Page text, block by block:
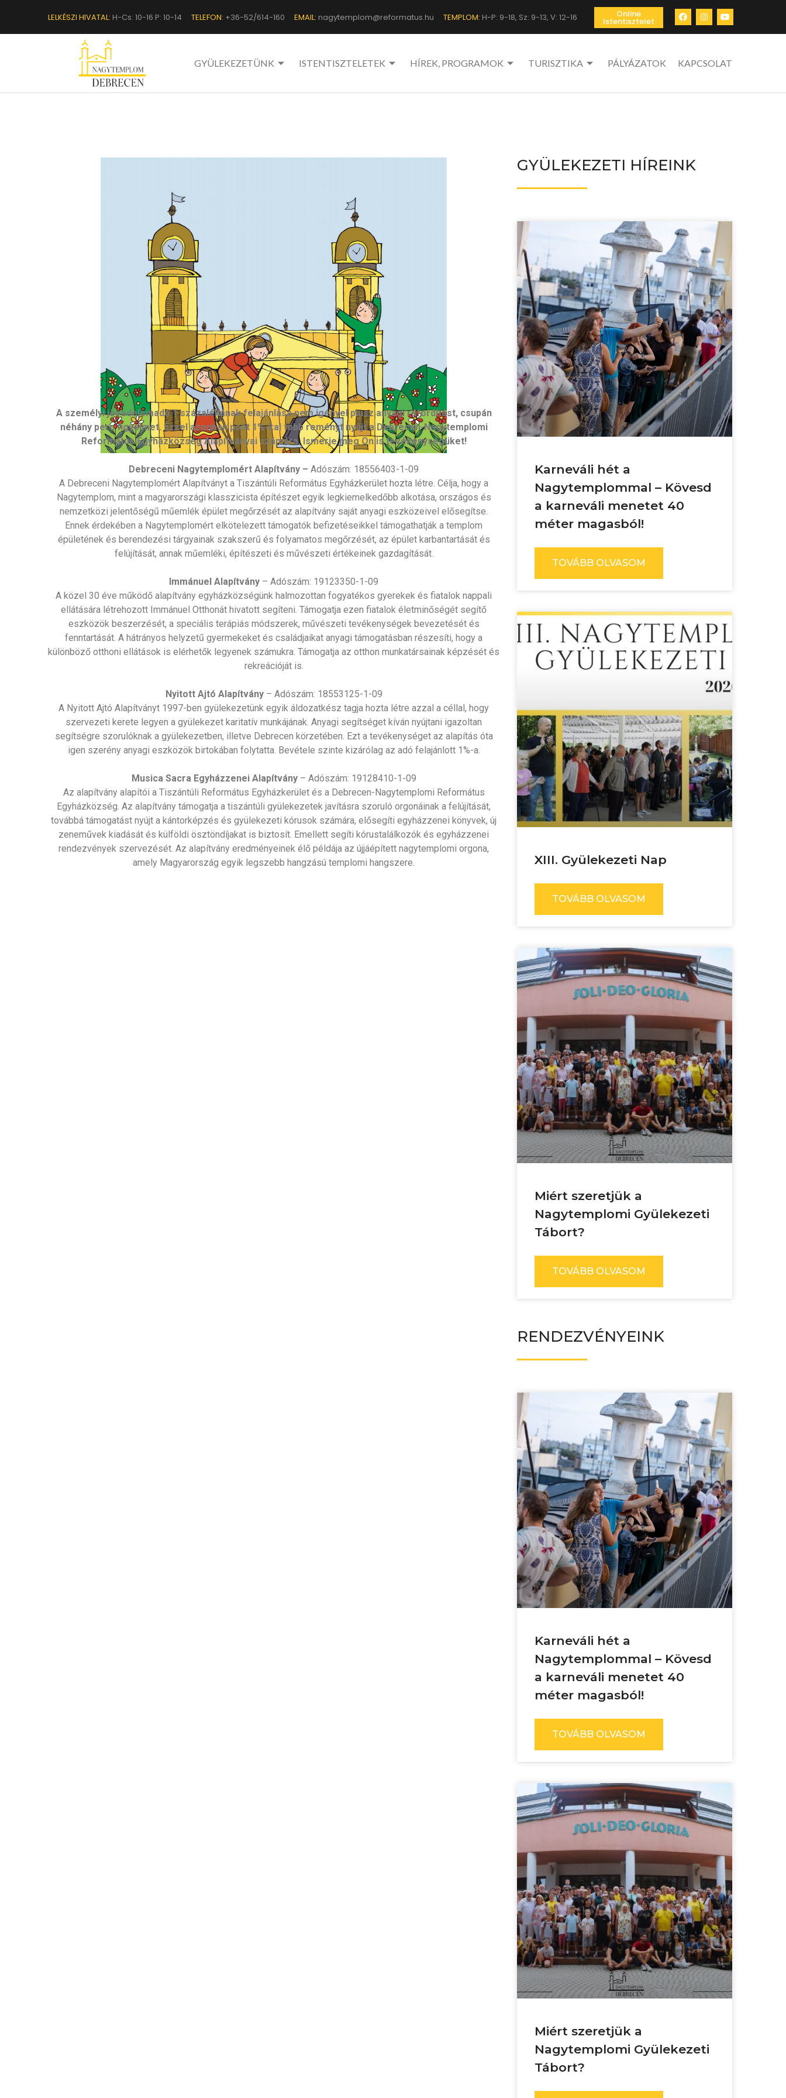
LELKÉSZI HIVATAL: H-Cs: 10-16 P: 10-14 TELEFON: +36-52/614-160 EMAIL: nagytemplom@reformatus.hu TEMPLOM: H-P: 9-18, Sz: 9-13, V: 12-16 Online
Istentisztelet
GYÜLEKEZETÜNK ISTENTISZTELETEK HÍREK, PROGRAMOK TURISZTIKA PÁLYÁZATOK KAPCSOLAT
A személyi jövedelemadó 1 százalékának felajánlása nem igényel plusz anyagi ráfordítást, csupán
néhány perc figyelmet. Ezzel azonban pont 1%-kal több reményt nyújt a Debrecen-Nagytemplomi
Református Egyházközség Alapítványai számára. Ismerje meg Ön is tevékenységüket!
Debreceni Nagytemplomért Alapítvány – Adószám: 18556403-1-09
A Debreceni Nagytemplomért Alapítványt a Tiszántúli Református Egyházkerület hozta létre. Célja, hogy a
Nagytemplom, mint a magyarországi klasszicista építészet egyik legkiemelkedőbb alkotása, országos és
nemzetközi jelentőségű műemlék épület megőrzését az alapítvány saját anyagi eszközeivel elősegítse.
Ennek érdekében a Nagytemplomért elkötelezett támogatók befizetéseikkel támogathatják a templom
épületének és berendezési tárgyainak szakszerű és folyamatos megőrzését, az épület karbantartását és
felújítását, annak műemléki, építészeti és művészeti értékeinek gazdagítását.
Immánuel Alapítvány – Adószám: 19123350-1-09
A közel 30 éve működő alapítvány egyházközségünk halmozottan fogyatékos gyerekek és fiatalok nappali
ellátására létrehozott Immánuel Otthonát hivatott segíteni. Támogatja ezen fiatalok életminőségét segítő
eszközök beszerzését, a speciális terápiás módszerek, művészeti tevékenységek bevezetését és
fenntartását. A hátrányos helyzetű gyermekeket és családjaikat anyagi támogatásban részesíti, hogy a
különböző otthoni ellátások is elérhetők legyenek számukra. Támogatja az otthon munkatársainak képzését és
rekreációját is.
Nyitott Ajtó Alapítvány – Adószám: 18553125-1-09
A Nyitott Ajtó Alapítványt 1997-ben gyülekezetünk egyik áldozatkész tagja hozta létre azzal a céllal, hogy
szervezeti kerete legyen a gyülekezet karitatív munkájának. Anyagi segítséget kíván nyújtani igazoltan
segítségre szorulóknak a gyülekezetben, illetve Debrecen körzetében. Ezt a tevékenységet az alapítás óta
igen szerény anyagi eszközök birtokában folytatta. Bevétele szinte kizárólag az adó felajánlott 1%-a.
Musica Sacra Egyházzenei Alapítvány– Adószám: 19128410-1-09
Az alapítvány alapítói a Tiszántúli Református Egyházkerület és a Debrecen-Nagytemplomi Református
Egyházközség. Az alapítvány támogatja a tiszántúli gyülekezetek javításra szoruló orgonáinak a felújítását,
továbbá támogatást nyújt a kántorképzés és gyülekezeti kórusok számára, elősegíti egyházzenei könyvek, új
zeneművek kiadását és külföldi ösztöndíjakat is biztosít. Emellett segíti kórustalálkozók és egyházzenei
rendezvények szervezését. Az alapítvány eredményeinek élő példája az újjáépített nagytemplomi orgona,
amely Magyarország egyik legszebb hangzású templomi hangszere.
GYÜLEKEZETI HÍREINK
Karneváli hét a
Nagytemplommal – Kövesd
a karneváli menetet 40
méter magasból!
TOVÁBB OLVASOM
XIII. Gyülekezeti Nap
TOVÁBB OLVASOM
Miért szeretjük a
Nagytemplomi Gyülekezeti
Tábort?
TOVÁBB OLVASOM
RENDEZVÉNYEINK
Karneváli hét a
Nagytemplommal – Kövesd
a karneváli menetet 40
méter magasból!
TOVÁBB OLVASOM
Miért szeretjük a
Nagytemplomi Gyülekezeti
Tábort?